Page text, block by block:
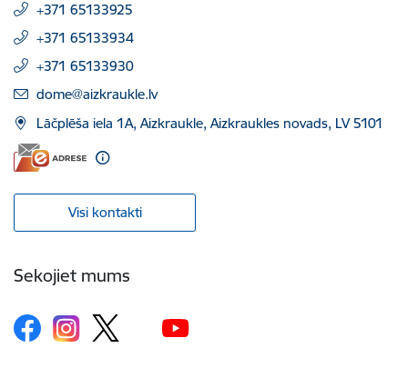
+371 65133925
+371 65133934
+371 65133930
E-pasts:
dome@aizkraukle.lv
Lāčplēša iela 1A, Aizkraukle, Aizkraukles novads, LV 5101
Visi kontakti
Sekojiet mums